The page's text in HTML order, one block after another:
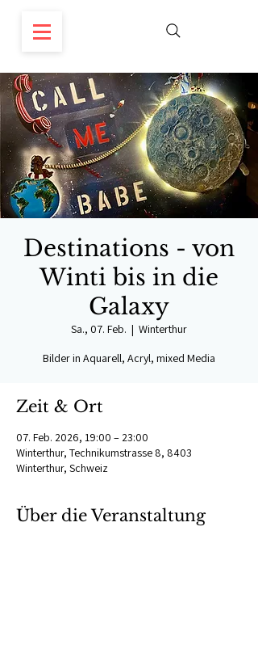
Destinations - von
Winti bis in die
Galaxy
Sa., 07. Feb.
  |
Winterthur
Bilder in Aquarell, Acryl, mixed Media
Zeit & Ort
07. Feb. 2026, 19:00 – 23:00
Winterthur, Technikumstrasse 8, 8403
Winterthur, Schweiz
Über die Veranstaltung